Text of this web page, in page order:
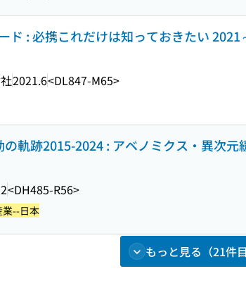
ド : 必携これだけは知っておきたい 2021
2021.6<DL847-M65>
軌跡2015-2024 : アベノミクス・異次
<DH485-R56>
業--日本
もっと見る（21件目